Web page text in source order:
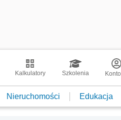
Kalkulatory Szkolenia Konto
Nieruchomości Edukacja